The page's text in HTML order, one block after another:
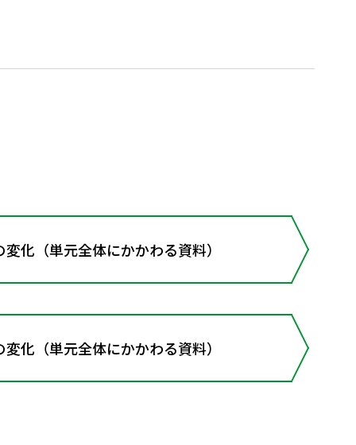
化（単元全体にかかわる資料）
化（単元全体にかかわる資料）